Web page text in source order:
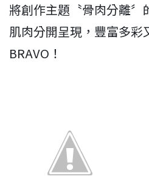
將創作主題〝骨肉分離〞
肌肉分開呈現，豐富多彩
BRAVO！